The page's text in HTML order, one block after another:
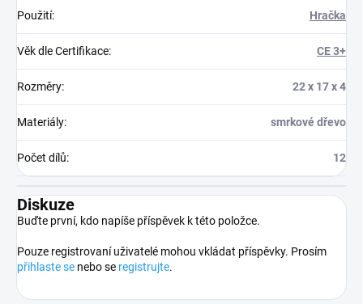
Použití: Hračka
Věk dle Certifikace: CE 3+
Rozměry: 22 x 17 x 4
Materiály: smrkové dřevo
Počet dílů: 12
Diskuze
Buďte první, kdo napíše příspěvek k této položce.
Pouze registrovaní uživatelé mohou vkládat příspěvky. Prosím
přihlaste se nebo se registrujte.